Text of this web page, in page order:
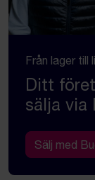
Från lager till
Ditt
sälja via
Sälj med